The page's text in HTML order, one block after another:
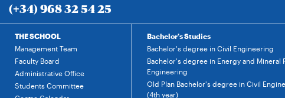
(+34) 968 32 54 25
THE SCHOOL
Management Team
Faculty Board
Administrative Office
Students Committee
Bachelor's Studies
Bachelor's degree in Civil Engineering
Bachelor's degree in Energy and Mineral
Engineering
Old Plan Bachelor's degree in Civil
(4th year)